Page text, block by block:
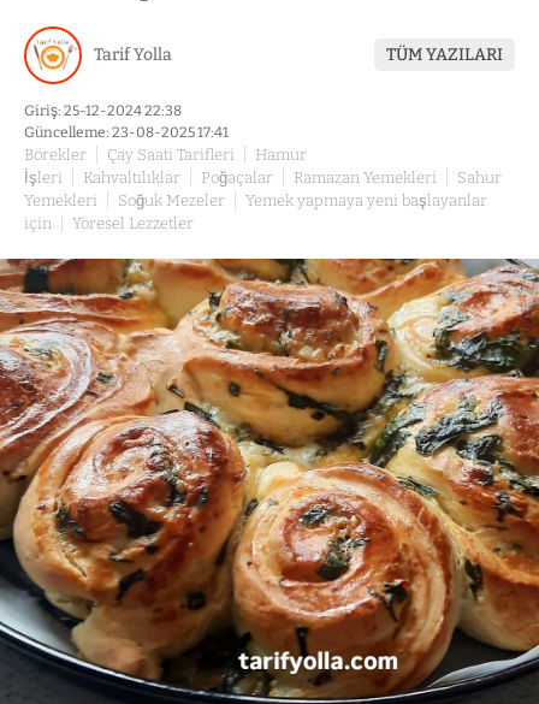
Tarif Yolla TÜM YAZILARI
Giriş: 25-12-2024 22:38
Güncelleme: 23-08-2025 17:41
Börekler Çay Saati Tarifleri
Hamur
İşleri
Kahvaltılıklar Poğaçalar Ramazan Yemekleri
Sahur
Yemekleri
Soğuk Mezeler
Yemek yapmaya yeni başlayanlar
için
Yöresel Lezzetler